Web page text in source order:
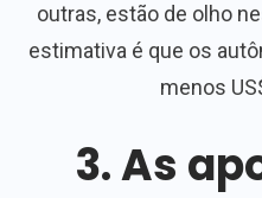
outras, estão de olho
estimativa é que os
menos
3. As